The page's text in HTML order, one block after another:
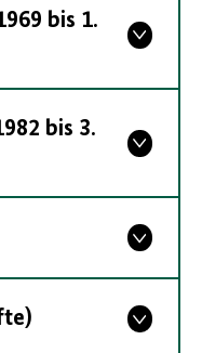
bis 1.
bis 3.